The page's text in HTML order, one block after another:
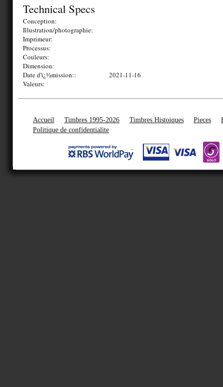
Technical Specs
Conception:
Illustration/photographie:
Imprimeur:
Processus:
Couleurs:
Dimension:
Date d'ï¿½mission::
2021-11-16
Valeurs:
Accueil Timbres 1995-2026 Timbres Histoiques Pieces
Politique de confidentialite